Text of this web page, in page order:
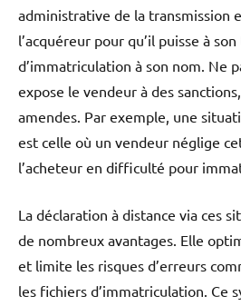
administrative de la transmission
l’acquéreur pour qu’il puisse à
d’immatriculation à son nom. Ne
expose le vendeur à des
amendes. Par exemple, une
est celle où un vendeur néglige
l’acheteur en difficulté pour
La déclaration à distance via ces
de nombreux avantages. Elle
et limite les risques d’erreurs
les fichiers d’immatriculation. Ce